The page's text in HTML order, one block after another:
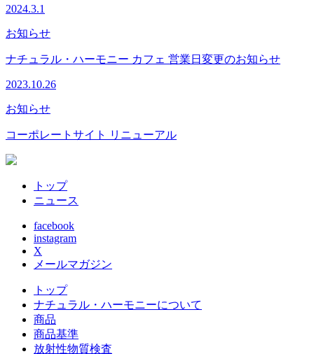
2024.3.1
お知らせ
ナチュラル・ハーモニー カフェ 営業日変更のお知らせ
2023.10.26
お知らせ
コーポレートサイト リニューアル
トップ
ニュース
facebook
instagram
X
メールマガジン
トップ
ナチュラル・ハーモニーについて
商品
商品基準
放射性物質検査